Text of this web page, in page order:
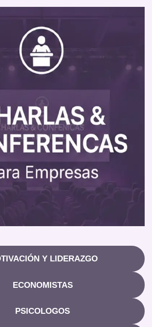
Y LIDERAZGO
ECONOMISTAS
PSICOLOGOS